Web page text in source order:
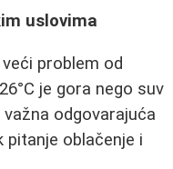
uslovima
problem od
je gora nego suv
važna odgovarajuća
pitanje oblačenje i